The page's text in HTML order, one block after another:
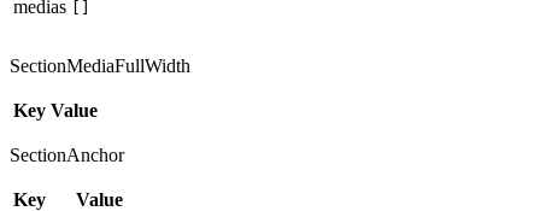
medias []
SectionMediaFullWidth
Key Value
SectionAnchor
Key
Value